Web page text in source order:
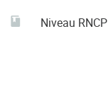
Niveau RNCP